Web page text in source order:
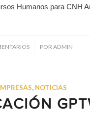
Humanos para CNH
/ POR ADMIN
, NOTICIAS